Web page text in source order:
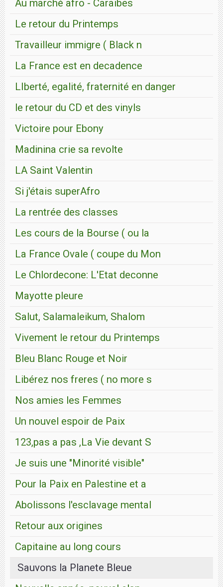
Au marché afro - Caraibes
Le retour du Printemps
Travailleur immigre ( Black n
La France est en decadence
LIberté, egalité, fraternité en danger
le retour du CD et des vinyls
Victoire pour Ebony
Madinina crie sa revolte
LA Saint Valentin
Si j'étais superAfro
La rentrée des classes
Les cours de la Bourse ( ou la
La France Ovale ( coupe du Mon
Le Chlordecone: L'Etat deconne
Mayotte pleure
Salut, Salamaleikum, Shalom
Vivement le retour du Printemps
Bleu Blanc Rouge et Noir
Libérez nos freres ( no more s
Nos amies les Femmes
Un nouvel espoir de Paix
123,pas a pas ,La Vie devant S
Je suis une "Minorité visible"
Pour la Paix en Palestine et a
Abolissons l'esclavage mental
Retour aux origines
Capitaine au long cours
Sauvons la Planete Bleue